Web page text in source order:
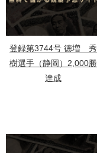
登録第3744号 徳増 秀
樹選手（静岡）2,000勝
達成